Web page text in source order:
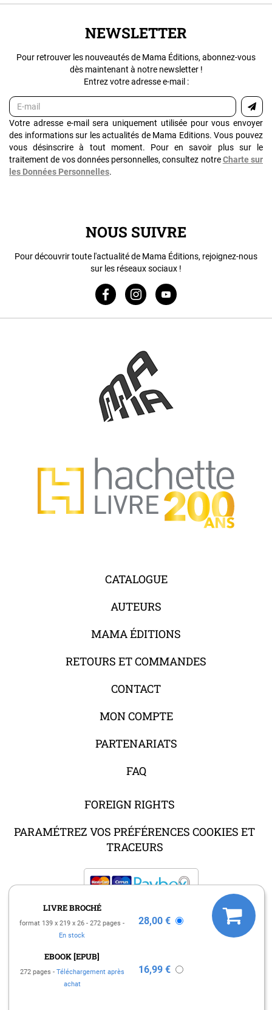
LIVRE BROCHÉ
format 139 x 219 x 26
272 pages
En stock
28,00 €
EBOOK [EPUB]
272 pages
Téléchargement après
achat
16,99 €
NEWSLETTER
Pour retrouver les nouveautés de Mama Éditions, abonnez-vous
dès maintenant à notre newsletter !
Entrez votre adresse e-mail :
Votre adresse e-mail sera uniquement utilisée pour vous envoyer
des informations sur les actualités de Mama Editions. Vous pouvez
vous désinscrire à tout moment. Pour en savoir plus sur le
traitement de vos données personnelles, consultez notre Charte sur
les Données Personnelles.
NOUS SUIVRE
Pour découvrir toute l'actualité de Mama Éditions, rejoignez-nous
sur les réseaux sociaux !
CATALOGUE
AUTEURS
MAMA ÉDITIONS
RETOURS ET COMMANDES
CONTACT
MON COMPTE
PARTENARIATS
FAQ
FOREIGN RIGHTS
PARAMÉTREZ VOS PRÉFÉRENCES COOKIES ET
TRACEURS
MENTIONS LÉGALES
CONDITIONS GÉNÉRALES DE VENTE
CONDITIONS GÉNÉRALES D'UTILISATION